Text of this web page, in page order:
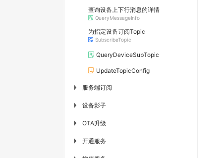
查询设备上下行消息的详情
QueryMessageInfo
为指定设备订阅Topic
SubscribeTopic
QueryDeviceSubTopic
UpdateTopicConfig
▶ 服务端订阅
▶ 设备影子
▶ OTA升级
▶ 开通服务